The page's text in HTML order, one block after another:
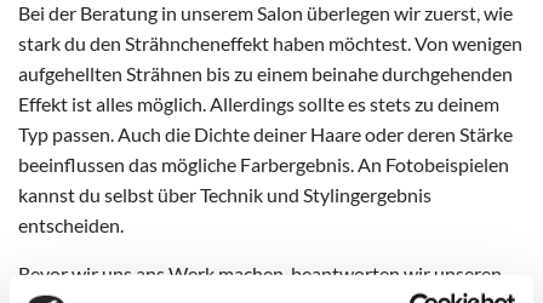
Bei der Beratung in unserem Salon überlegen wir zuerst, wie
stark du den Strähncheneffekt haben möchtest. Von wenigen
aufgehellten Strähnen bis zu einem beinahe durchgehenden
Effekt ist alles möglich. Allerdings sollte es stets zu deinem
Typ passen. Auch die Dichte deiner Haare oder deren Stärke
beeinflussen das mögliche Farbergebnis. An Fotobeispielen
kannst du selbst über Technik und Stylingergebnis
entscheiden.
Bevor wir uns ans Werk machen, beantworten wir unseren